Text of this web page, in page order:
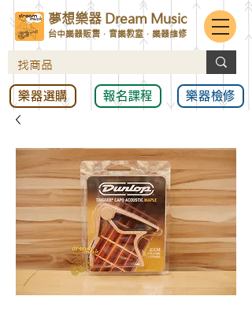
樂器選購 報名課程 樂器檢修
夢想樂器 Dream Music
台中樂器販售．音樂教室．樂器維修